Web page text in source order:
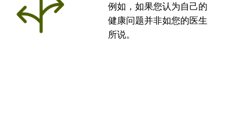
例如，如果您认为自己的
健康问题并非如您的医生
所说。